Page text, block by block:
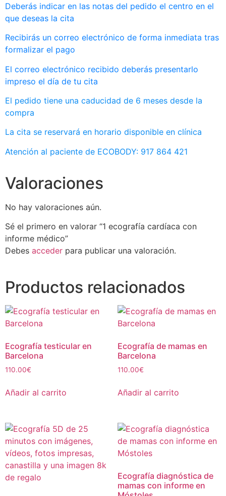
Deberás indicar en las notas del pedido el centro en el
que deseas la cita
Recibirás un correo electrónico de forma inmediata tras
formalizar el pago
El correo electrónico recibido deberás presentarlo
impreso el día de tu cita
El pedido tiene una caducidad de 6 meses desde la
compra
La cita se reservará en horario disponible en clínica
Atención al paciente de ECOBODY: 917 864 421
Valoraciones
No hay valoraciones aún.
Sé el primero en valorar “1 ecografía cardíaca con
informe médico”
Debes acceder para publicar una valoración.
Productos relacionados
Ecografía testicular en
Barcelona
110.00€
Añadir al carrito
Ecografía de mamas en
Barcelona
110.00€
Añadir al carrito
Ecografía diagnóstica de
mamas con informe en